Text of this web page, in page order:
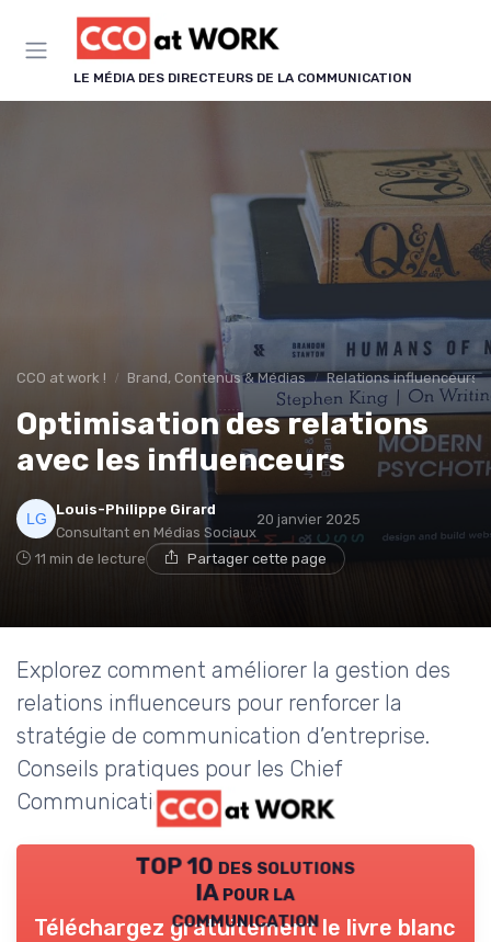
LE MÉDIA DES DIRECTEURS DE LA COMMUNICATION
CCO at work ! Brand, Contenus & Médias Relations influenceurs
Optimisation des relations
avec les influenceurs
Louis-Philippe Girard
Consultant en Médias Sociaux
20 janvier 2025
11 min de lecture Partager cette page
Explorez comment améliorer la gestion des
relations influenceurs pour renforcer la
stratégie de communication d’entreprise.
Conseils pratiques pour les Chief
Communication Officers.
TOP 10 des solutions
IA pour la
communication
Téléchargez gratuitement le livre blanc
Panneau de gestion des cookies